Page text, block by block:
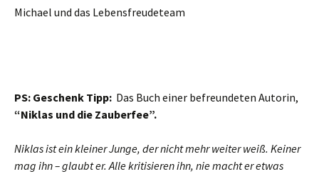
Michael und das Lebensfreudeteam
PS: Geschenk Tipp: Das Buch einer befreundeten Autorin,
“Niklas und die Zauberfee”.
Niklas ist ein kleiner Junge, der nicht mehr weiter weiß. Keiner
mag ihn – glaubt er. Alle kritisieren ihn, nie macht er etwas